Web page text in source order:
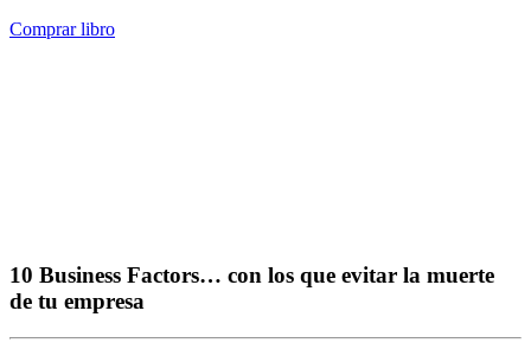
Comprar libro
10 Business Factors… con los que evitar la muerte
de tu empresa